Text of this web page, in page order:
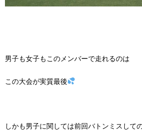
男子も女子もこのメンバーで走れるのは
この大会が実質最後
しかも男子に関しては前回バトンミスして